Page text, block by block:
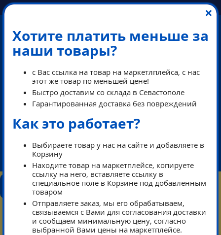
ПЕРЕЗВОНИМ В РАБОЧЕЕ ВРЕМЯ
КАТАЛОГ ТАРИФЫ ПОМОЩЬ
КОНТАКТЫ
КОРЗИНА
0
×
Хотите платить меньше за
наши товары?
с Вас ссылка на товар на маркетлплейса, с нас
этот же товар по меньшей цене!
Быстро доставим со склада в Севастополе
Гарантированная доставка без повреждений
Как это работает?
Выбираете товар у нас на сайте и добавляете в
Корзину
Находите товар на маркетплейсе, копируете
ссылку на него, вставляете ссылку в
специальное поле в Корзине под добавленным
товаром
Отправляете заказ, мы его обрабатываем,
связываемся с Вами для согласования доставки
и сообщаем минимальную цену, согласно
выбранной Вами цены на маркетплейсе.